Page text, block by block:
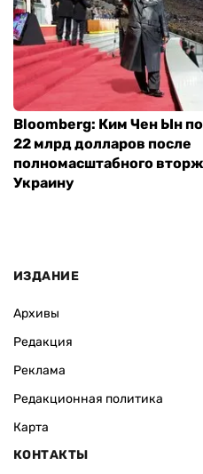
Bloomberg: Ким Чен Ын
22 млрд долларов после
полномасштабного
Украину
ИЗДАНИЕ
Архивы
Редакция
Реклама
Редакционная политика
Карта
КОНТАКТЫ